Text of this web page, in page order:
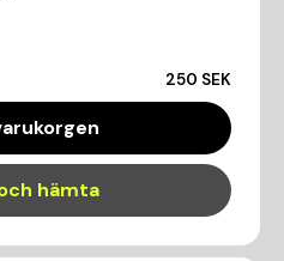
250 SEK
hämta